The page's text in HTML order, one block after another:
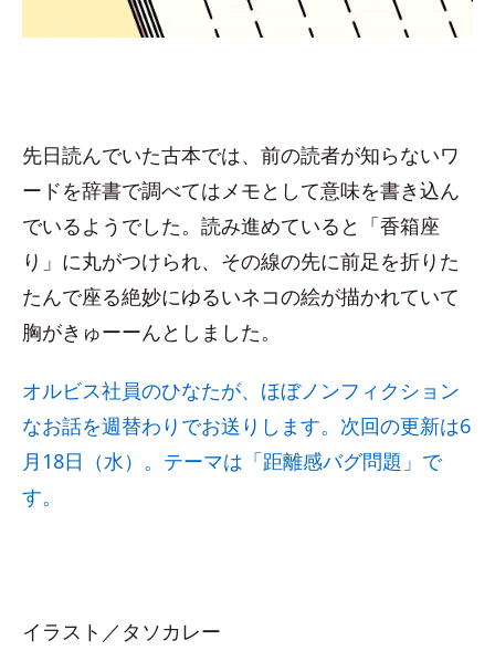
先日読んでいた古本では、前の読者が知らないワ
ードを辞書で調べてはメモとして意味を書き込ん
でいるようでした。読み進めていると「香箱座
り」に丸がつけられ、その線の先に前足を折りた
たんで座る絶妙にゆるいネコの絵が描かれていて
胸がきゅーーんとしました。
オルビス社員のひなたが、ほぼノンフィクション
なお話を週替わりでお送りします。次回の更新は6
月18日（水）。テーマは「距離感バグ問題」で
す。
イラスト／タソカレー